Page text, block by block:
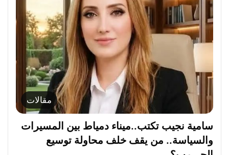
مقالات
سامية نجيب تكتب..ميناء دمياط بين المسيرات
والسياسة.. من يقف خلف محاولة توسيع